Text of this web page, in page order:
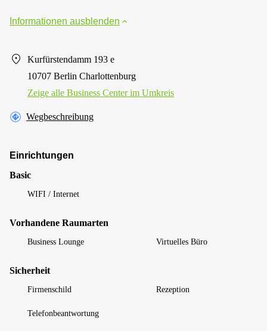
Informationen ausblenden
Kurfürstendamm 193 e
10707 Berlin Charlottenburg
Zeige alle Business Center im Umkreis
Wegbeschreibung
Einrichtungen
Basic
WIFI / Internet
Vorhandene Raumarten
Business Lounge Virtuelles Büro
Sicherheit
Firmenschild Rezeption
Telefonbeantwortung